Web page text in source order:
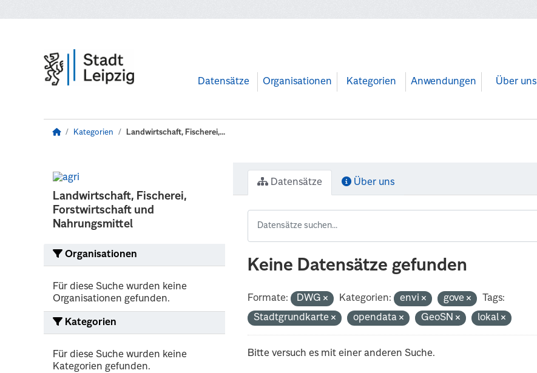
Datensätze Organisationen Kategorien Anwendungen Über uns
Kategorien Landwirtschaft, Fischerei,...
Landwirtschaft, Fischerei,
Forstwirtschaft und
Nahrungsmittel
Organisationen
Für diese Suche wurden keine
Organisationen gefunden.
Kategorien
Für diese Suche wurden keine
Kategorien gefunden.
Datensätze Über uns
Keine Datensätze gefunden
Formate: DWG Kategorien: envi gove
Tags:
Stadtgrundkarte
opendata GeoSN lokal
Bitte versuch es mit einer anderen Suche.